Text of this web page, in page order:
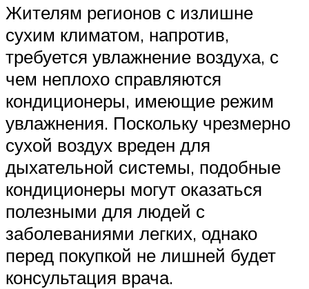
Жителям регионов с излишне
сухим климатом, напротив,
требуется увлажнение воздуха, с
чем неплохо справляются
кондиционеры, имеющие режим
увлажнения. Поскольку чрезмерно
сухой воздух вреден для
дыхательной системы, подобные
кондиционеры могут оказаться
полезными для людей с
заболеваниями легких, однако
перед покупкой не лишней будет
консультация врача.